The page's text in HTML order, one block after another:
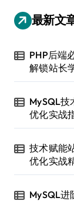
最新文
PHP后端
解锁站长
MySQL技
优化实战
技术赋能
优化实战
MySQL进